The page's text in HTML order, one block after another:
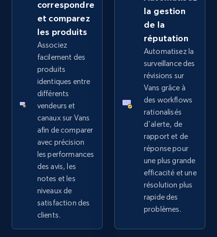
Google Shopping - collects products from
web using keywords
URL, Product id, Title, Product description,
Rating, Reviews count, Images, Variations, and
more.
2.4K+ 199+
Amazon products global dataset
Title, Seller name, Brand, Description, Initial
price, Currency, Availability, Reviews count, and
more.
2.1K+ 375+ Commencer
correspondre
et comparez
les produits
Associez
facilement des
produits
identiques entre
différents
vendeurs et
canaux sur Vans
afin de comparer
avec précision
les performances
des avis, les
notes et les
niveaux de
satisfaction des
clients.
la gestion
de la
réputation
Automatisez la
surveillance des
révisions sur
Vans grâce à
des workflows
rationalisés
d'alerte, de
rapport et de
réponse pour
une plus grande
efficacité et une
résolution plus
rapide des
problèmes.